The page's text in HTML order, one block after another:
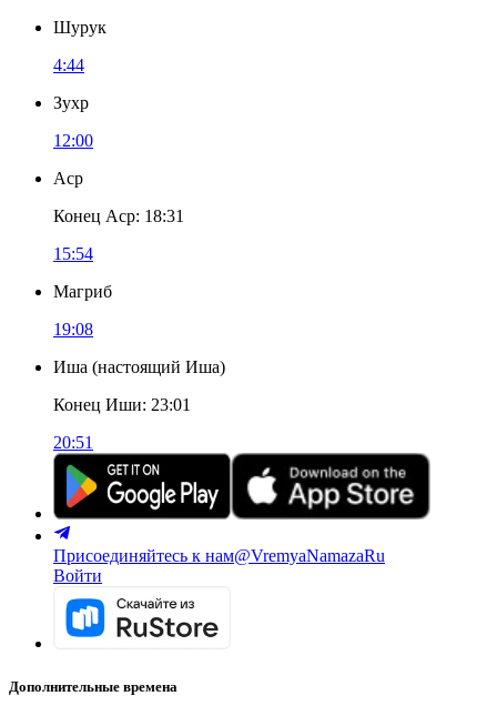
Шурук
4:44
Зухр
12:00
Аср
Конец Аср: 18:31
15:54
Магриб
19:08
Иша (настоящий Иша)
Конец Иши: 23:01
20:51
Присоединяйтесь к нам@VremyaNamazaRu
Войти
Дополнительные времена